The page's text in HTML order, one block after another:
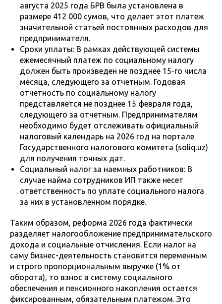
августа 2025 года БРВ была установлена в
размере 412 000 сумов, что делает этот платеж
значительной статьей постоянных расходов для
предпринимателя.
Сроки уплаты: В рамках действующей системы
ежемесячный платеж по социальному налогу
должен быть произведен не позднее 15-го числа
месяца, следующего за отчетным. Годовая
отчетность по социальному налогу
представляется не позднее 15 февраля года,
следующего за отчетным. Предпринимателям
необходимо будет отслеживать официальный
налоговый календарь на 2026 год на портале
Государственного налогового комитета (soliq.uz)
для получения точных дат.
Социальный налог за наемных работников: В
случае найма сотрудников ИП также несет
ответственность по уплате социального налога
за них в установленном порядке.
Таким образом, реформа 2026 года фактически
разделяет налогообложение предпринимательского
дохода и социальные отчисления. Если налог на
саму бизнес-деятельность становится переменным
и строго пропорциональным выручке (1% от
оборота), то взнос в систему социального
обеспечения и пенсионного накопления остается
фиксированным, обязательным платежом. Это